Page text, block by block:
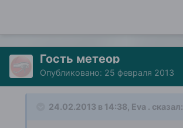
Гость метеор
Опубликовано: 25 февраля 2013
24.02.2013 в 14:38, Eva . сказал: